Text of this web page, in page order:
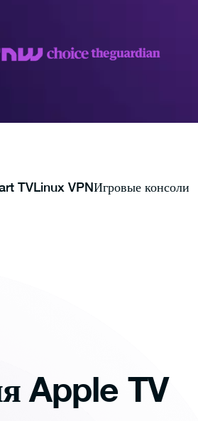
TVLinux VPNИгровые консоли
Apple TV